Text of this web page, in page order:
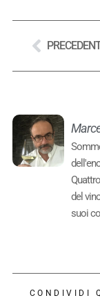
del
suoi
CONDIVIDI